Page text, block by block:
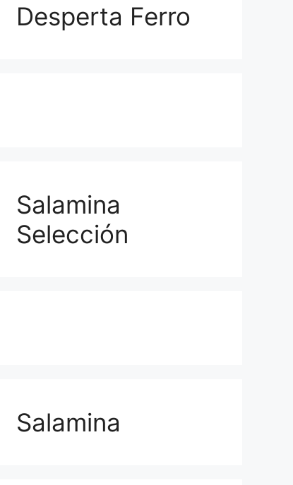
Desperta Ferro
Salamina
Selección
Salamina